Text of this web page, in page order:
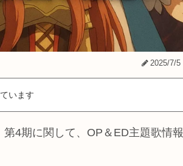
2025/7/5
います
4期に関して、OP＆ED主題歌情報